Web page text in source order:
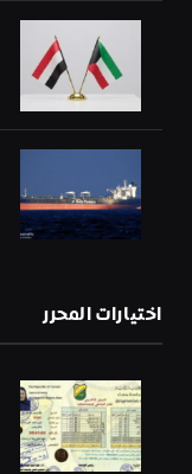
اختيارات المحرر